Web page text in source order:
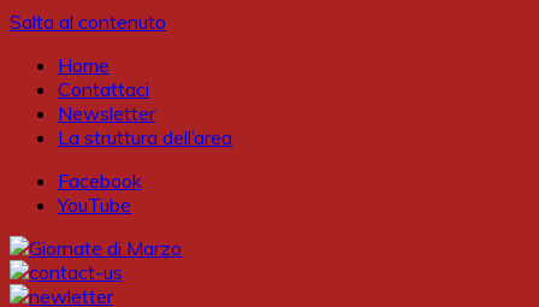
Salta al contenuto
Home
Contattaci
Newsletter
La struttura dell’area
Facebook
YouTube